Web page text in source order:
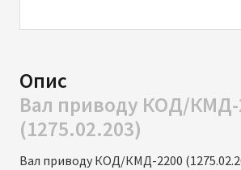
Опис
Вал приводу КОД/КМД-
(1275.02.203)
Вал приводу КОД/КМД-2200